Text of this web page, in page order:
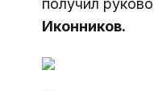
получил
Иконников.